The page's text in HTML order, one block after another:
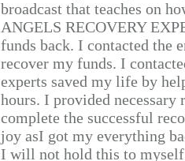
broadcast that teaches on
ANGELS RECOVERY
funds back. I contacted the
recover my funds. I
experts saved my life by
hours. I provided
complete the successful
joy asI got my everything
I will not hold this to